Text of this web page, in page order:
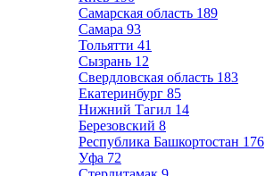
Самарская область 189
Самара 93
Тольятти 41
Сызрань 12
Свердловская область 183
Екатеринбург 85
Нижний Тагил 14
Березовский 8
Республика Башкортостан 176
Уфа 72